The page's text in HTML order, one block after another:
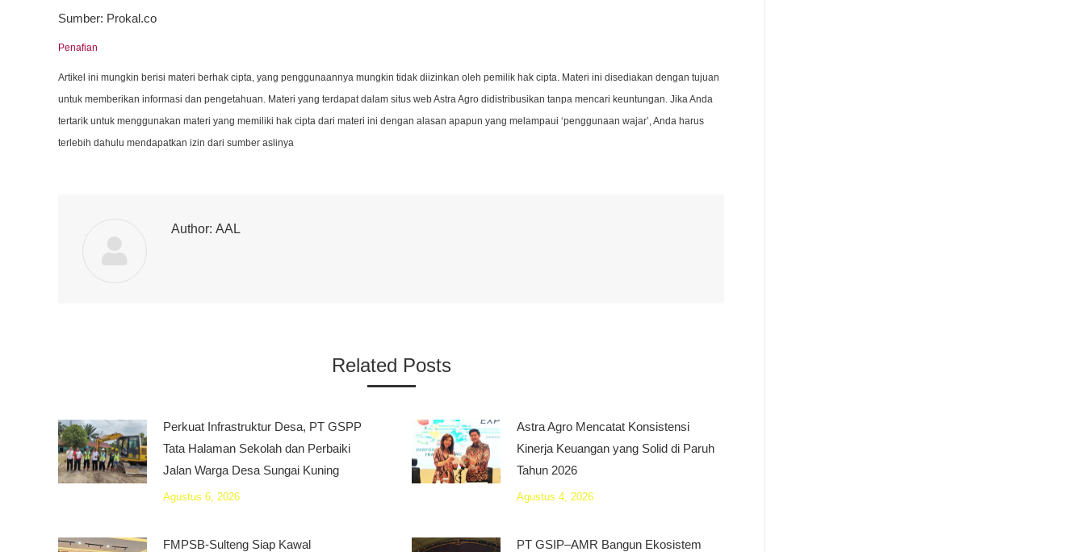
Sumber: Prokal.co
Penafian
Artikel ini mungkin berisi materi berhak cipta, yang penggunaannya mungkin tidak diizinkan oleh pemilik hak cipta. Materi ini disediakan dengan tujuan
untuk memberikan informasi dan pengetahuan. Materi yang terdapat dalam situs web Astra Agro didistribusikan tanpa mencari keuntungan. Jika Anda
tertarik untuk menggunakan materi yang memiliki hak cipta dari materi ini dengan alasan apapun yang melampaui ‘penggunaan wajar’, Anda harus
terlebih dahulu mendapatkan izin dari sumber aslinya
Author: AAL
Related Posts
Perkuat Infrastruktur Desa, PT GSPP
Tata Halaman Sekolah dan Perbaiki
Jalan Warga Desa Sungai Kuning
Agustus 6, 2026
Astra Agro Mencatat Konsistensi
Kinerja Keuangan yang Solid di Paruh
Tahun 2026
Agustus 4, 2026
FMPSB-Sulteng Siap Kawal
PT GSIP–AMR Bangun Ekosistem